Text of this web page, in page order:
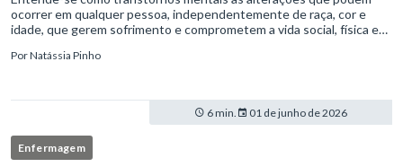
ocorrer em qualquer pessoa, independentemente de raça, cor e
idade, que gerem sofrimento e comprometem a vida social, física e
PorNatássia Pinho
6 min. 01 de junho de 2026
Enfermagem